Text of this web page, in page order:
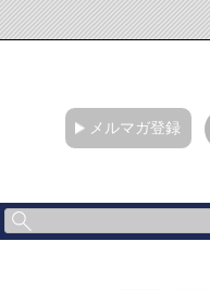
メルマガ登録